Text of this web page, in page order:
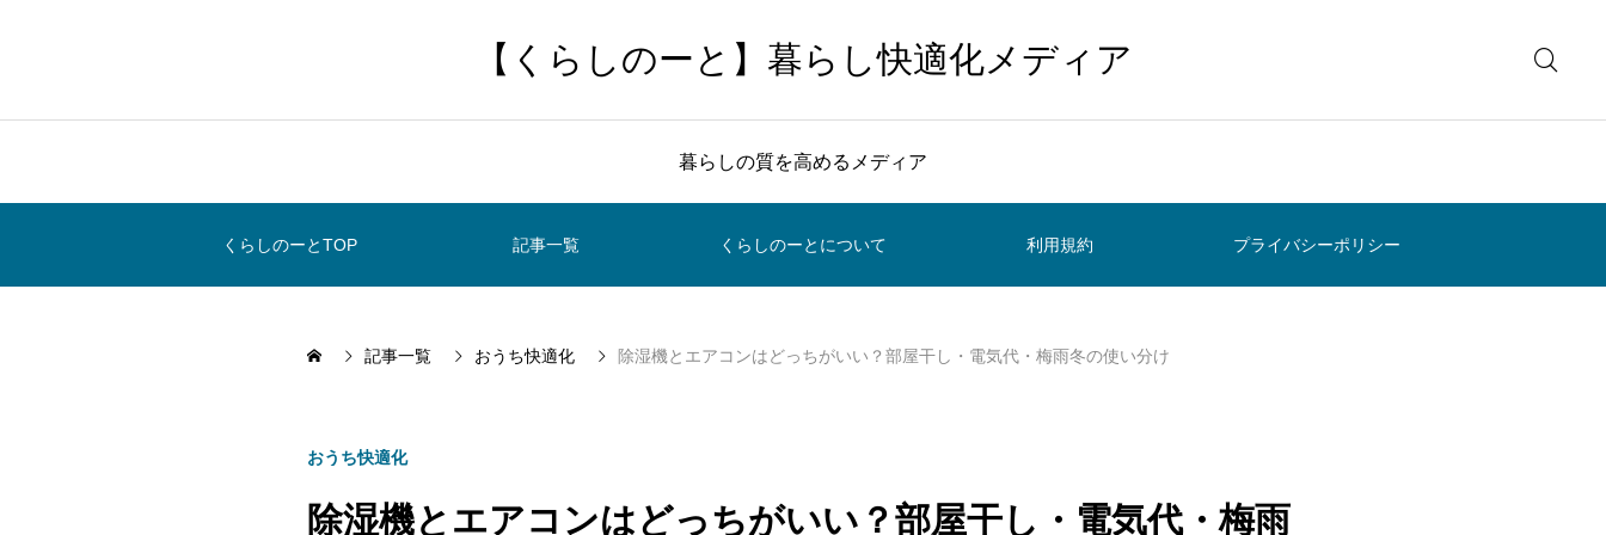
【くらしのーと】暮らし快適化メディア
暮らしの質を高めるメディア
くらしのーとTOP 記事一覧 くらしのーとについて 利用規約 プライバシーポリシー
記事一覧 おうち快適化 除湿機とエアコンはどっちがいい？部屋干し・電気代・梅雨冬の使い分け
おうち快適化
除湿機とエアコンはどっちがいい？部屋干し・電気代・梅雨